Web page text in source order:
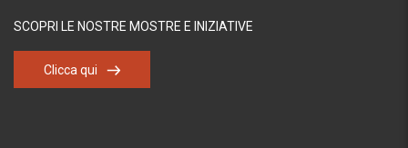
SCOPRI LE NOSTRE MOSTRE E INIZIATIVE
Clicca qui